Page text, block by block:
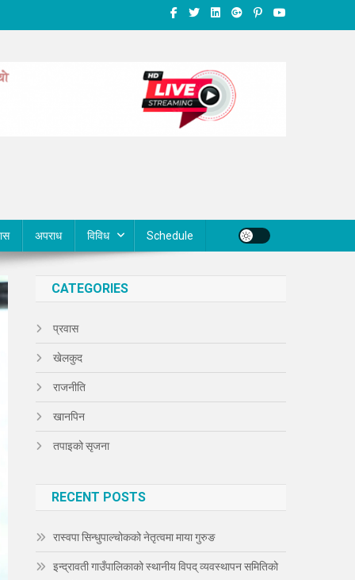
अपराध विविध Schedule
CATEGORIES
प्रवास
खेलकुद
राजनीति
खानपिन
तपाइको सृजना
RECENT POSTS
रास्वपा सिन्धुपाल्चोकको नेतृत्वमा माया गुरुङ
इन्द्रावती गाउँपालिकाको स्थानीय विपद् व्यवस्थापन समितिको